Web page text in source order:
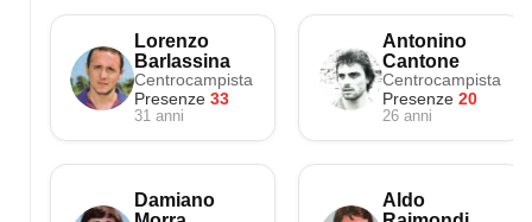
Lorenzo
Barlassina
Centrocampista
Presenze 33
31 anni
Antonino
Cantone
Centrocampista
Presenze20
26 anni
Damiano
Aldo